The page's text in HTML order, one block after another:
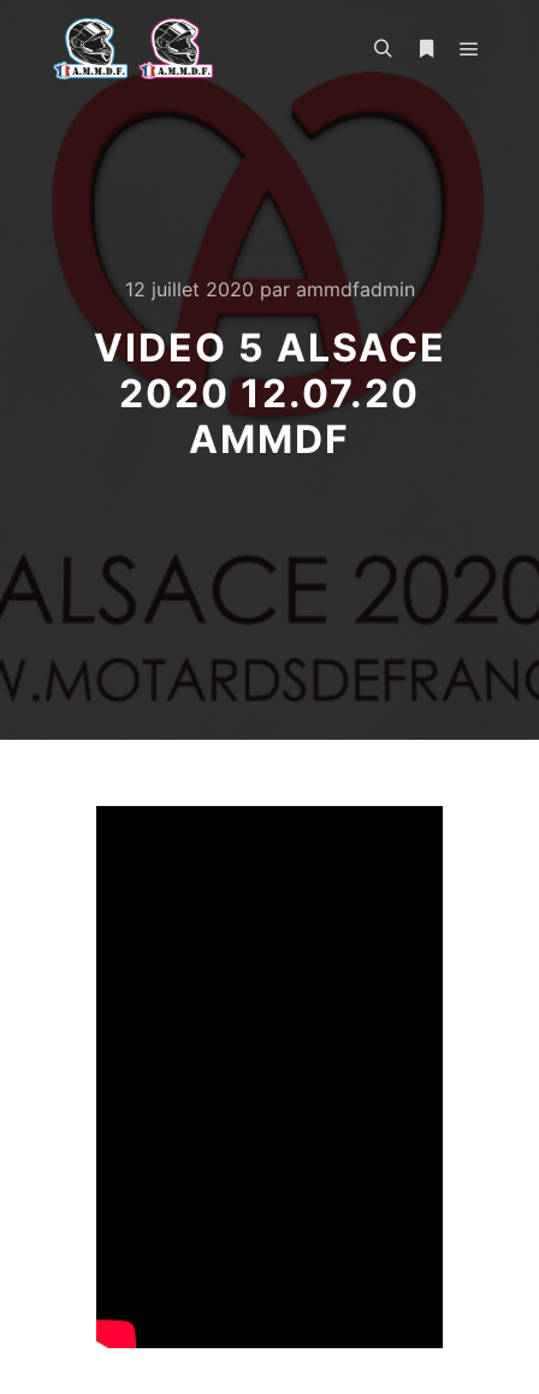
Rechercher
12 juillet 2020 par ammdfadmin
VIDEO 5 ALSACE
2020 12.07.20
AMMDF